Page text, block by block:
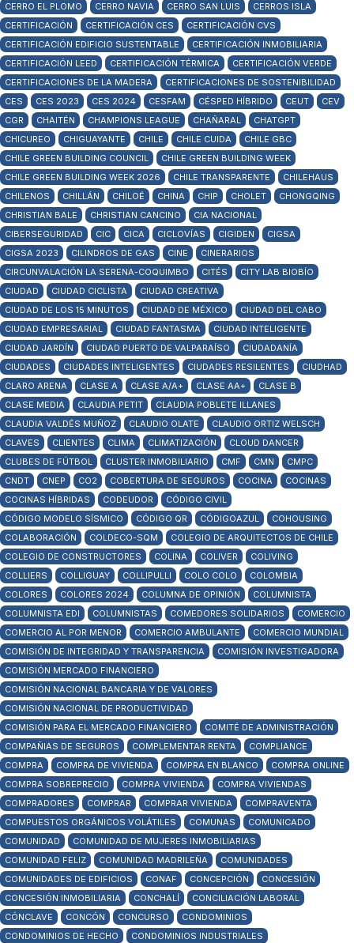
CERRO EL PLOMO
CERRO NAVIA CERRO SAN LUIS
CERROS ISLA
CERTIFICACIÓN
CERTIFICACIÓN CES
CERTIFICACIÓN CVS
CERTIFICACIÓN EDIFICIO SUSTENTABLE
CERTIFICACIÓN INMOBILIARIA
CERTIFICACIÓN LEED
CERTIFICACIÓN TÉRMICA
CERTIFICACIÓN VERDE
CERTIFICACIONES DE LA MADERA
CERTIFICACIONES DE SOSTENIBILIDAD
CES
CES 2023 CES 2024 CESFAM CÉSPED HÍBRIDO CEUT
CEV
CGR
CHAITÉN CHAMPIONS LEAGUE CHAÑARAL
CHATGPT
CHICUREO
CHIGUAYANTE CHILE CHILE CUIDA
CHILE GBC
CHILE GREEN BUILDING COUNCIL
CHILE GREEN BUILDING WEEK
CHILE GREEN BUILDING WEEK 2026
CHILE TRANSPARENTE
CHILEHAUS
CHILENOS
CHILLÁN CHILOÉ CHINA CHIP CHOLET
CHONGQING
CHRISTIAN BALE
CHRISTIAN CANCINO
CIA NACIONAL
CIBERSEGURIDAD
CIC CICA CICLOVÍAS CIGIDEN
CIGSA
CIGSA 2023
CILINDROS DE GAS CINE
CINERARIOS
CIRCUNVALACIÓN LA SERENA-COQUIMBO
CITÉS
CITY LAB BIOBÍO
CIUDAD
CIUDAD CICLISTA
CIUDAD CREATIVA
CIUDAD DE LOS 15 MINUTOS
CIUDAD DE MÉXICO
CIUDAD DEL CABO
CIUDAD EMPRESARIAL
CIUDAD FANTASMA
CIUDAD INTELIGENTE
CIUDAD JARDÍN
CIUDAD PUERTO DE VALPARAÍSO
CIUDADANÍA
CIUDADES
CIUDADES INTELIGENTES CIUDADES RESILENTES
CIUDHAD
CLARO ARENA
CLASE A CLASE A/A+ CLASE AA+
CLASE B
CLASE MEDIA
CLAUDIA PETIT
CLAUDIA POBLETE ILLANES
CLAUDIA VALDÉS MUÑOZ
CLAUDIO OLATE
CLAUDIO ORTIZ WELSCH
CLAVES
CLIENTES CLIMA CLIMATIZACIÓN
CLOUD DANCER
CLUBES DE FÚTBOL
CLUSTER INMOBILIARIO CMF CMN
CMPC
CNDT
CNEP CO2 COBERTURA DE SEGUROS COCINA
COCINAS
COCINAS HÍBRIDAS
CODEUDOR
CÓDIGO CIVIL
CÓDIGO MODELO SÍSMICO
CÓDIGO QR CÓDIGOAZUL
COHOUSING
COLABORACIÓN
COLDECO-SQM
COLEGIO DE ARQUITECTOS DE CHILE
COLEGIO DE CONSTRUCTORES
COLINA COLIVER
COLIVING
COLLIERS
COLLIGUAY COLLIPULLI COLO COLO
COLOMBIA
COLORES
COLORES 2024 COLUMNA DE OPINIÓN
COLUMNISTA
COLUMNISTA EDI
COLUMNISTAS COMEDORES SOLIDARIOS
COMERCIO
COMERCIO AL POR MENOR
COMERCIO AMBULANTE
COMERCIO MUNDIAL
COMISIÓN DE INTEGRIDAD Y TRANSPARENCIA
COMISIÓN INVESTIGADORA
COMISIÓN MERCADO FINANCIERO
COMISIÓN NACIONAL BANCARIA Y DE VALORES
COMISIÓN NACIONAL DE PRODUCTIVIDAD
COMISIÓN PARA EL MERCADO FINANCIERO
COMITÉ DE ADMINISTRACIÓN
COMPAÑIAS DE SEGUROS
COMPLEMENTAR RENTA
COMPLIANCE
COMPRA
COMPRA DE VIVIENDA COMPRA EN BLANCO
COMPRA ONLINE
COMPRA SOBREPRECIO
COMPRA VIVIENDA
COMPRA VIVIENDAS
COMPRADORES
COMPRAR COMPRAR VIVIENDA
COMPRAVENTA
COMPUESTOS ORGÁNICOS VOLÁTILES
COMUNAS
COMUNICADO
COMUNIDAD
COMUNIDAD DE MUJERES INMOBILIARIAS
COMUNIDAD FELIZ
COMUNIDAD MADRILEÑA
COMUNIDADES
COMUNIDADES DE EDIFICIOS
CONAF CONCEPCIÓN
CONCESIÓN
CONCESIÓN INMOBILIARIA
CONCHALÍ
CONCILIACIÓN LABORAL
CÓNCLAVE
CONCÓN CONCURSO
CONDOMINIOS
CONDOMINIOS DE HECHO
CONDOMINIOS INDUSTRIALES